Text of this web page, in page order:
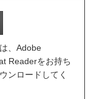
、Adobe
Readerをお持ち
ンロードしてく